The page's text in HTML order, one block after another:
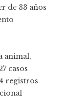
de 33 años
animal,
casos
registros